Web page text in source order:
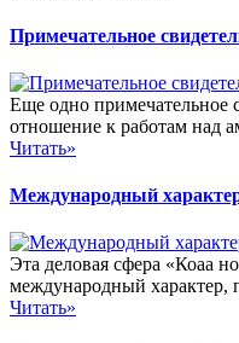
Примечательное
Еще одно примечательное
отношение к работам над
Читать»
Международный
Эта деловая сфера «Коаа
международный характер,
Читать»